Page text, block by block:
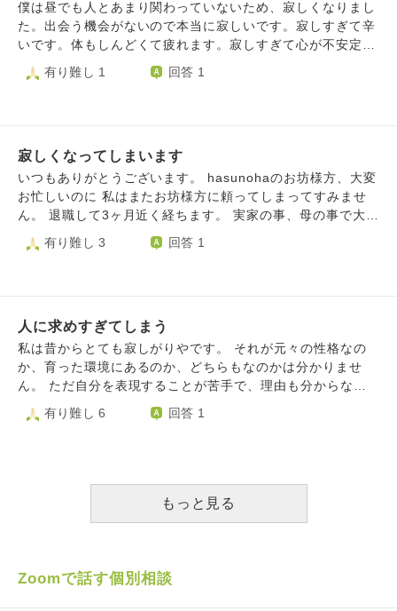
物のタレをこぼしてしまった)で喧嘩をして、「もし結婚し
ても私は地方に住まないといけないから親と離れないといけ
してるのに詰められて言い訳だとか言われて生きていくのか
なかったし、 私じゃなくてよかったんだな でも私は彼じゃ
ないとだめなのに やっぱり戻って謝って仲直りしたらよか
った でもこのまま勢いででも別れないと一生別れられない
よな 後悔してでも別れてよかった頑張った でもやっぱり好
き大好き戻りたい会いたい という気持ちでいっぱいです。
でも彼にはすでにラインもインスタもブロックされて、シェ
てしまいました。 私は現在、海外旅行に行きたいと思って
おります。しかし友達は海外旅行には興味がないらしいの
で、1人で行こうと思ってます。しかし1人で行くのを寂しい
ところを我慢する人生も嫌です。 1人で出かけることを寂し
僕は昼でも人とあまり関わっていないため、寂しくなりまし
た。出会う機会がないので本当に寂しいです。寂しすぎて辛
いです。体もしんどくて疲れます。寂しすぎて心が不安定に
なりそうです。母親とはよく喋っていますがその人しか関わ
っていなくて寂しいです。 僕は盛り上がるにはイベント積
きますがそのチームが弱くて勝つかなとも思い、不安になり
ます。ユニバーサルスタジオジャパンに行きますが怖い乗り
物が苦手で体力的に疲れることもあり不安になります。 寂
しすぎて寂しすぎて本当にイライラしてしまいます。生野区
寂しくなります。電車内でもうるさくしてなさすぎて盛り上
いので本当にひとりぼっちです。ぼっちがずっと続いてま
す。今のところは人と関わる機会がほとんどないのです。体
も疲れます。スポーツジム行ってますが体が疲れて筋トレや
有酸素運動がなかなか続きません。 腹筋も割れたいのです
ば寂しくなくてしんどくない生活が続きますか？
有り難し 1 回答 1
寂しくなってしまいます
いつもありがとうございます。 hasunohaのお坊様方、大変
お忙しいのに 私はまたお坊様方に頼ってしまってすみませ
ん。 退職して3ヶ月近く経ちます。 実家の事、母の事で大変
な時はありますが、 朝もゆっくり起きれ、平日でも気にせ
ず出かけられたりと日々感謝しています。 けれど、最近
っとする事があると、もうしばらく会いたくない！と思って
しまいます。 全部、気が合う友達なんていないとは思いま
すが…もうこの年になって嫌だと思う人とは付き合わなくて
いいよね！とも思ってしまいます。 そうすると友達も少な
ますが、なかなかみつけられなくて、つい携帯ばかり見てし
日を送りたいと思っていますが、なかなか難しくて悩んでし
まいます。 こんな事で相談してしまい申し訳ありません。
有り難し 3 回答 1
人に求めすぎてしまう
私は昔からとても寂しがりやです。 それが元々の性格なの
か、育った環境にあるのか、どちらもなのかは分かりませ
ん。 ただ自分を表現することが苦手で、理由も分からない
その寂しさを誰かに知ってもらうことは難しいものでした。
そのため、家族や友人とも一定の距離感を保って過ごしてき
しまい…迷惑をかけてしまうから我慢できることは我慢しよ
ぎてしまう私がいけないのは承知していすが、もう少しこう
だったら…なんて考えては、相手が自分の欲求を満たすため
有り難し 6 回答 1
もっと見る
Zoomで話す個別相談